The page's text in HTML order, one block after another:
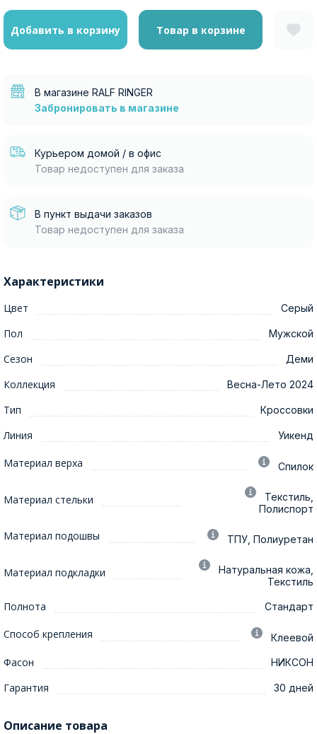
Добавить в корзину Товар в корзине
В магазине RALF RINGER
Забронировать в магазине
Курьером домой / в офис
Товар недоступен для заказа
В пункт выдачи заказов
Товар недоступен для заказа
Характеристики
Цвет Серый
Пол Мужской
Сезон Деми
Коллекция Весна-Лето 2024
Тип Кроссовки
Линия Уикенд
Материал верха Спилок
Материал стельки
Текстиль,
Полиспорт
Материал подошвы ТПУ, Полиуретан
Материал подкладки
Натуральная кожа,
Текстиль
Полнота Стандарт
Способ крепления Клеевой
Фасон НИКСОН
Гарантия 30 дней
Описание товара